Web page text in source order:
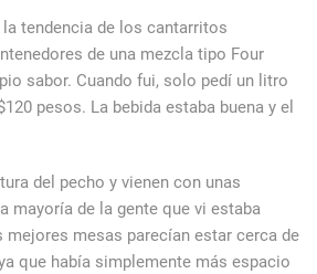
tendencia de los cantarritos
de una mezcla tipo Four
sabor. Cuando fui, solo pedí un litro
pesos. La bebida estaba buena y el
del pecho y vienen con unas
mayoría de la gente que vi estaba
mejores mesas parecían estar cerca de
que había simplemente más espacio